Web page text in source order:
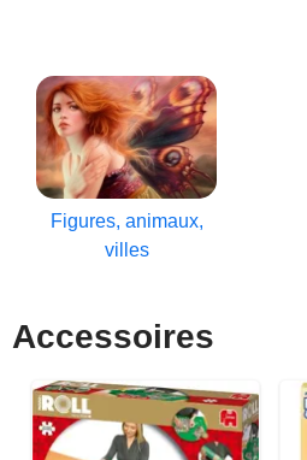
Figures, animaux,
villes
Accessoires